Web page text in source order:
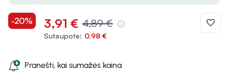
-20% 3,91 € 4,89 €
Sutaupote: 0,98 €
Pranešti, kai sumažės kaina